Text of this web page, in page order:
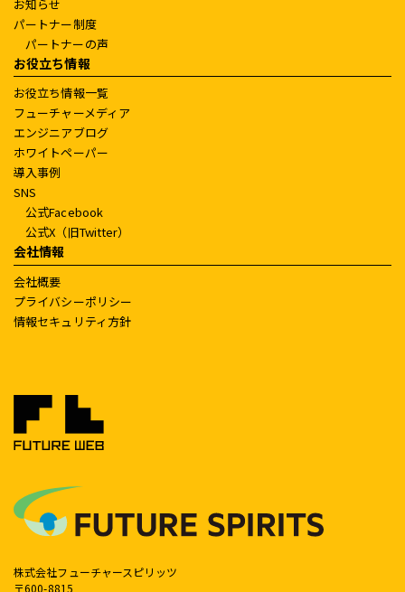
お知らせ
パートナー制度
パートナーの声
お役立ち情報
お役立ち情報一覧
フューチャーメディア
エンジニアブログ
ホワイトペーパー
導入事例
SNS
公式Facebook
公式X（旧Twitter）
会社情報
会社概要
プライバシーポリシー
情報セキュリティ方針
株式会社フューチャースピリッツ
〒600-8815